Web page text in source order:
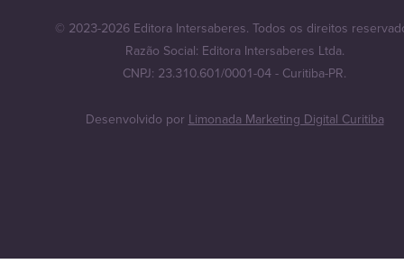
© 2023-2026 Editora Intersaberes. Todos os direitos
Razão Social: Editora Intersaberes Ltda.
CNPJ: 23.310.601/0001-04 - Curitiba-PR.
Desenvolvido porLimonada Marketing Digital Curitiba